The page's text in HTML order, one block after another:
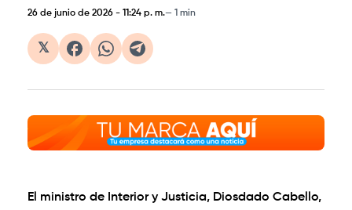
26 de junio de 2026 - 11:24 p. m. 1 min
𝕏
El ministro de Interior y Justicia, Diosdado Cabello,